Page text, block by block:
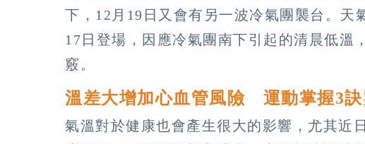
下，12月19日又會有另一波冷氣團襲台。天
17日登場，因應冷氣團南下引起的清晨低溫
竅。
溫差大增加心血管風險 運動掌握3訣
氣溫對於健康也會產生很大的影響，尤其近